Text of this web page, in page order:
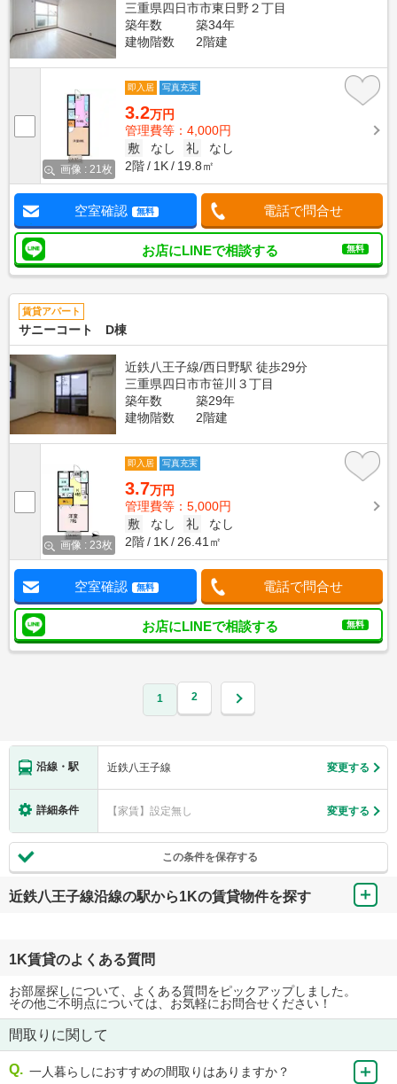
三重県四日市市東日野２丁目
築年数
築34年
建物階数
2階建
画像 : 21枚
即入居 写真充実
3.2万円
管理費等：4,000円
敷
なし 礼
なし
2階
1K 19.8㎡
空室確認 無料 電話で問合せ
お店にLINEで相談する 無料
賃貸アパート
サニーコート D棟
近鉄八王子線/西日野駅 徒歩29分
三重県四日市市笹川３丁目
築年数
築29年
建物階数
2階建
画像 : 23枚
即入居 写真充実
3.7万円
管理費等：5,000円
敷
なし 礼
なし
2階
1K 26.41㎡
空室確認 無料 電話で問合せ
お店にLINEで相談する 無料
1 2
沿線・駅 近鉄八王子線 変更する
詳細条件 【家賃】設定無し 変更する
この条件を保存する
近鉄八王子線沿線の駅から1Kの賃貸物件を探す
1K賃貸のよくある質問
お部屋探しについて、よくある質問をピックアップしました。
その他ご不明点については、お気軽にお問合せください！
間取りに関して
一人暮らしにおすすめの間取りはありますか？